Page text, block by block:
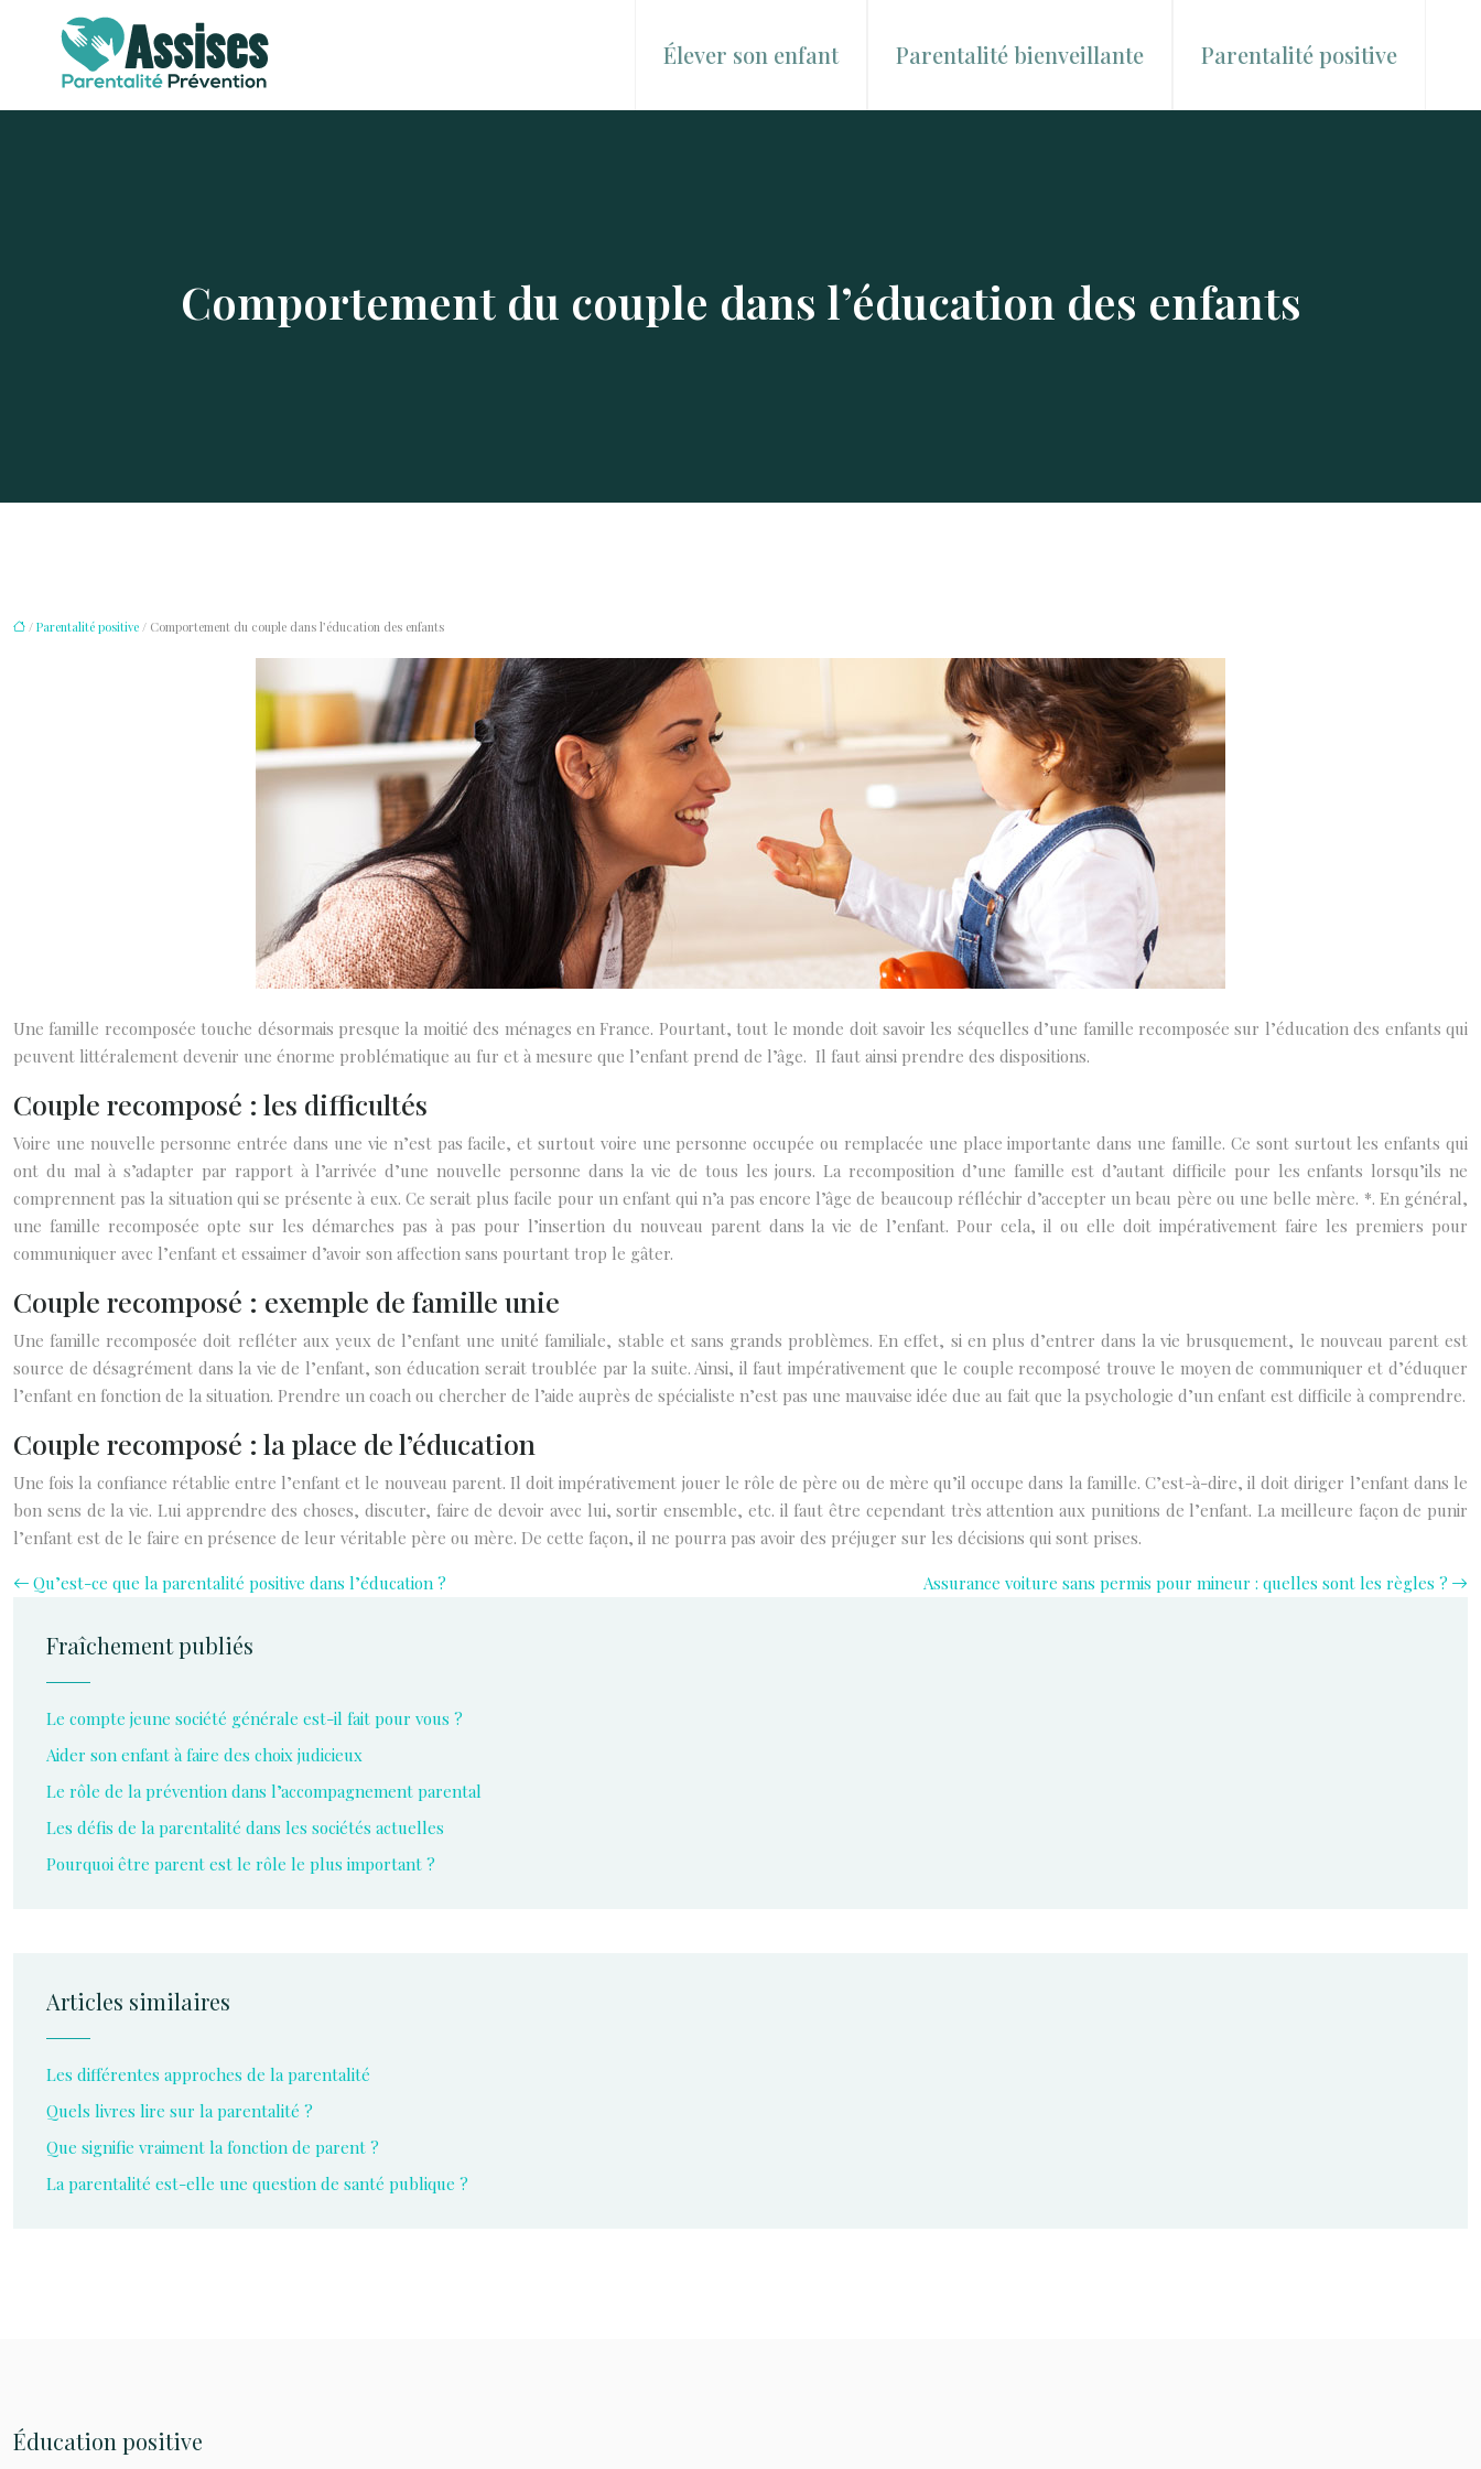
Élever son enfant Parentalité bienveillante Parentalité positive
Comportement du couple dans l’éducation des enfants
/ Parentalité positive / Comportement du couple dans l’éducation des enfants
Une famille recomposée touche désormais presque la moitié des ménages en France. Pourtant, tout le monde doit savoir les séquelles d’une famille recomposée sur l’éducation des enfants qui
peuvent littéralement devenir une énorme problématique au fur et à mesure que l’enfant prend de l’âge. Il faut ainsi prendre des dispositions.
Couple recomposé : les difficultés
Voire une nouvelle personne entrée dans une vie n’est pas facile, et surtout voire une personne occupée ou remplacée une place importante dans une famille. Ce sont surtout les enfants qui
ont du mal à s’adapter par rapport à l’arrivée d’une nouvelle personne dans la vie de tous les jours. La recomposition d’une famille est d’autant difficile pour les enfants lorsqu’ils ne
comprennent pas la situation qui se présente à eux. Ce serait plus facile pour un enfant qui n’a pas encore l’âge de beaucoup réfléchir d’accepter un beau père ou une belle mère. *. En général,
une famille recomposée opte sur les démarches pas à pas pour l’insertion du nouveau parent dans la vie de l’enfant. Pour cela, il ou elle doit impérativement faire les premiers pour
communiquer avec l’enfant et essaimer d’avoir son affection sans pourtant trop le gâter.
Couple recomposé : exemple de famille unie
Une famille recomposée doit refléter aux yeux de l’enfant une unité familiale, stable et sans grands problèmes. En effet, si en plus d’entrer dans la vie brusquement, le nouveau parent est
source de désagrément dans la vie de l’enfant, son éducation serait troublée par la suite. Ainsi, il faut impérativement que le couple recomposé trouve le moyen de communiquer et d’éduquer
l’enfant en fonction de la situation. Prendre un coach ou chercher de l’aide auprès de spécialiste n’est pas une mauvaise idée due au fait que la psychologie d’un enfant est difficile à comprendre.
Couple recomposé : la place de l’éducation
Une fois la confiance rétablie entre l’enfant et le nouveau parent. Il doit impérativement jouer le rôle de père ou de mère qu’il occupe dans la famille. C’est-à-dire, il doit diriger l’enfant dans le
bon sens de la vie. Lui apprendre des choses, discuter, faire de devoir avec lui, sortir ensemble, etc. il faut être cependant très attention aux punitions de l’enfant. La meilleure façon de punir
l’enfant est de le faire en présence de leur véritable père ou mère. De cette façon, il ne pourra pas avoir des préjuger sur les décisions qui sont prises.
Qu’est-ce que la parentalité positive dans l’éducation ? Assurance voiture sans permis pour mineur : quelles sont les règles ?
Fraîchement publiés
Le compte jeune société générale est-il fait pour vous ?
Aider son enfant à faire des choix judicieux
Le rôle de la prévention dans l’accompagnement parental
Les défis de la parentalité dans les sociétés actuelles
Pourquoi être parent est le rôle le plus important ?
Articles similaires
Les différentes approches de la parentalité
Quels livres lire sur la parentalité ?
Que signifie vraiment la fonction de parent ?
La parentalité est-elle une question de santé publique ?
Éducation positive